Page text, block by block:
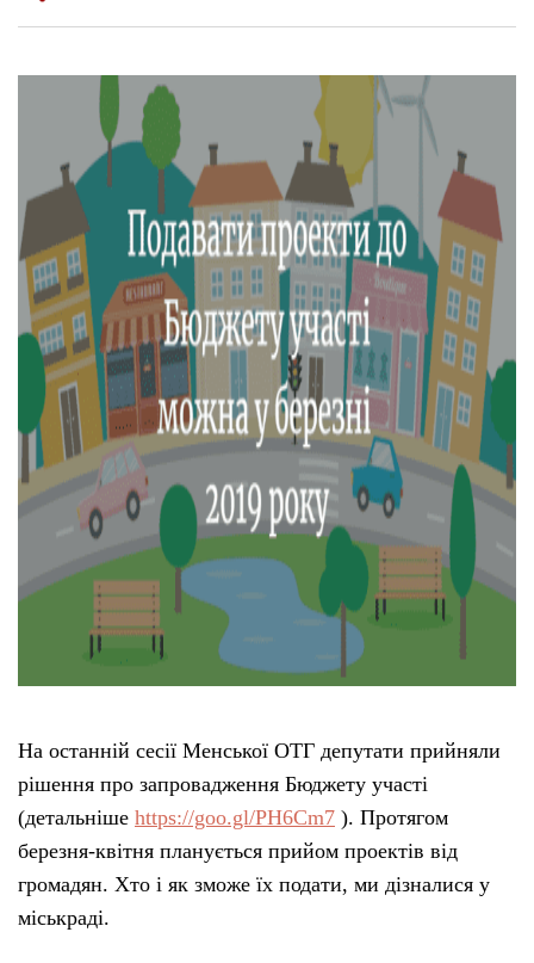
На останній сесії Менської ОТГ депутати прийняли
рішення про запровадження Бюджету участі
(детальніше https://goo.gl/PH6Cm7 ). Протягом
березня-квітня планується прийом проектів від
громадян. Хто і як зможе їх подати, ми дізналися у
міськраді.